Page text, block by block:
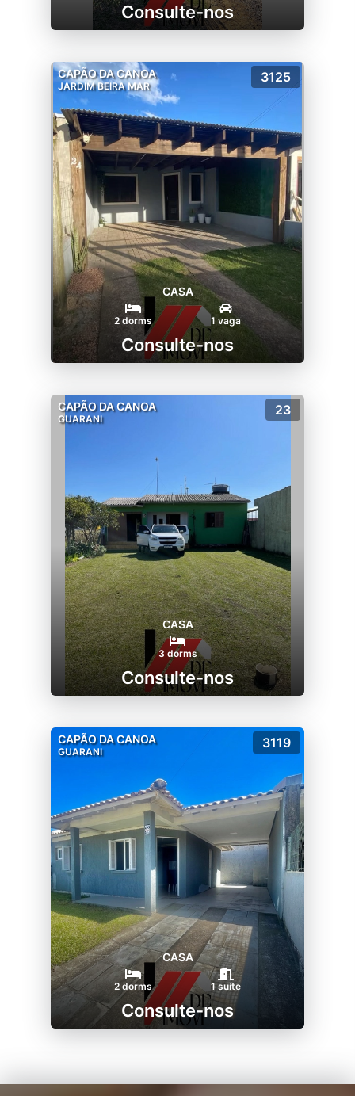
Consulte-nos
CAPÃO DA CANOA
JARDIM BEIRA MAR
3125
CASA
2 dorms 1 vaga
Consulte-nos
CAPÃO DA CANOA
GUARANI
23
CASA
3 dorms
Consulte-nos
CAPÃO DA CANOA
GUARANI
3119
CASA
2 dorms 1 suíte
Consulte-nos